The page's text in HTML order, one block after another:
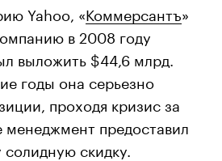
Yahoo, «Коммерсантъ»
в 2008 году
выложить $44,6 млрд.
годы она серьезно
проходя кризис за
менеджмент предоставил
скидку.